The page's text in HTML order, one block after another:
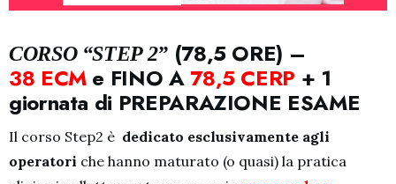
CORSO “STEP 2”(78,5 ORE) –
38 ECMe FINO A 78,5 CERP + 1
giornata di PREPARAZIONE ESAME
Il corso Step2 è dedicato esclusivamente agli
operatori che hanno maturato (o quasi) la pratica